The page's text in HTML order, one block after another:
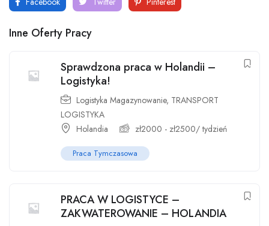
Inne Oferty Pracy
Sprawdzona praca w Holandii –
Logistyka!
Logistyka Magazynowanie, TRANSPORT
LOGISTYKA
Holandia
zł2000 - zł2500/ tydzień
Praca Tymczasowa
PRACA W LOGISTYCE –
ZAKWATEROWANIE – HOLANDIA